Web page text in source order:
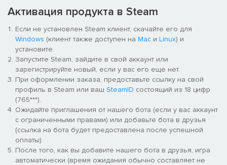
границы благодаря гиперреалистичному снайперскому
реалистичного оружия; исследуйте огромные территории с
невероятной детализацией, и сразитесь с самыми
реалистичными врагами в истории.
Вооружившись новым оружием и снаряжением, вы можете
выполнить каждый контракт множеством разных способов.
Активация продукта в Steam
Если не установлен Steam клиент, скачайте его для
Windows (клиент также доступен на Mac и Linux) и
установите.
Запустите Steam, зайдите в свой аккаунт или
зарегистрируйте новый, если у вас его еще нет.
При оформлении заказа, предоставьте ссылку на свой
профиль в Steam или ваш SteamID состоящий из 18 цифр
(765***).
Ожидайте приглашения от нашего бота (если у вас аккаунт
с ограниченными правами) или добавьте бота в друзья
(ссылка на бота будет предоставлена после успешной
оплаты).
После того, как вы добавите нашего бота в друзья, игра
автоматически (время ожидания обычно составляет не